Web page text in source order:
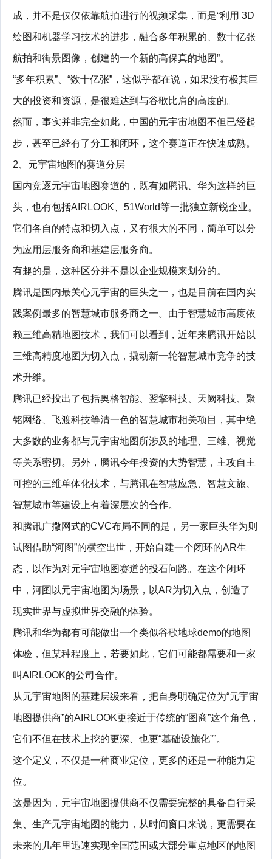
成，并不是仅仅依靠航拍进行的视频采集，而是“利用 3D
绘图和机器学习技术的进步，融合多年积累的、数十亿张
航拍和街景图像，创建的一个新的高保真的地图”。
“多年积累”、“数十亿张”，这似乎都在说，如果没有极其巨
大的投资和资源，是很难达到与谷歌比肩的高度的。
然而，事实并非完全如此，中国的元宇宙地图不但已经起
步，甚至已经有了分工和闭环，这个赛道正在快速成熟。
2、元宇宙地图的赛道分层
国内竞逐元宇宙地图赛道的，既有如腾讯、华为这样的巨
头，也有包括AIRLOOK、51World等一批独立新锐企业。
它们各自的特点和切入点，又有很大的不同，简单可以分
为应用层服务商和基建层服务商。
有趣的是，这种区分并不是以企业规模来划分的。
腾讯是国内最关心元宇宙的巨头之一，也是目前在国内实
践案例最多的智慧城市服务商之一。由于智慧城市高度依
赖三维高精地图技术，我们可以看到，近年来腾讯开始以
三维高精度地图为切入点，撬动新一轮智慧城市竞争的技
术升维。
腾讯已经投出了包括奥格智能、翌擎科技、天阙科技、聚
铭网络、飞渡科技等清一色的智慧城市相关项目，其中绝
大多数的业务都与元宇宙地图所涉及的地理、三维、视觉
等关系密切。另外，腾讯今年投资的大势智慧，主攻自主
可控的三维单体化技术，与腾讯在智慧应急、智慧文旅、
智慧城市等建设上有着深层次的合作。
和腾讯广撒网式的CVC布局不同的是，另一家巨头华为则
试图借助“河图”的横空出世，开始自建一个闭环的AR生
态，以作为对元宇宙地图赛道的投石问路。在这个闭环
中，河图以元宇宙地图为场景，以AR为切入点，创造了
现实世界与虚拟世界交融的体验。
腾讯和华为都有可能做出一个类似谷歌地球demo的地图
体验，但某种程度上，若要如此，它们可能都需要和一家
叫AIRLOOK的公司合作。
从元宇宙地图的基建层级来看，把自身明确定位为“元宇宙
地图提供商”的AIRLOOK更接近于传统的“图商”这个角色，
它们不但在技术上挖的更深、也更“基础设施化””。
这个定义，不仅是一种商业定位，更多的还是一种能力定
位。
这是因为，元宇宙地图提供商不仅需要完整的具备自行采
集、生产元宇宙地图的能力，从时间窗口来说，更需要在
未来的几年里迅速实现全国范围或大部分重点地区的地图